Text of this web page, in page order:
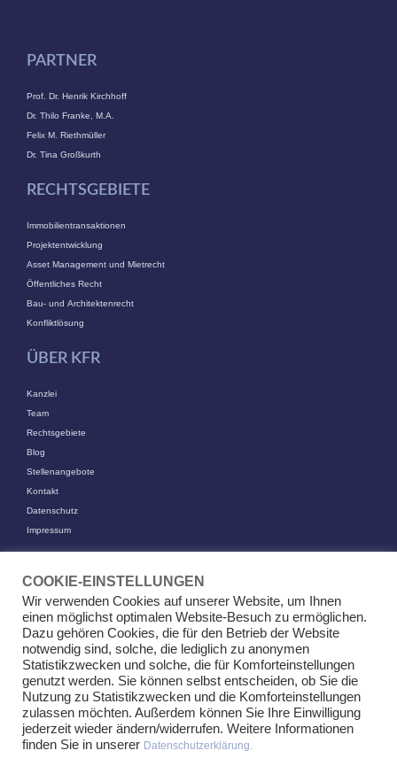
PARTNER
Prof. Dr. Henrik Kirchhoff
Dr. Thilo Franke, M.A.
Felix M. Riethmüller
Dr. Tina Großkurth
RECHTSGEBIETE
Immobilientransaktionen
Projektentwicklung
Asset Management und Mietrecht
Öffentliches Recht
Bau- und Architektenrecht
Konfliktlösung
ÜBER KFR
Kanzlei
Team
Rechtsgebiete
Blog
Stellenangebote
Kontakt
Datenschutz
Impressum
KFR Kirchhoff Franke Riethmüller Partnerschaft von Rechtsanwälten
mbB
Am Kaiserkai 69
20457 Hamburg
Tel+49 (0)40 524 77 00 30
Fax +49 (0)40 524 77 00 31
E-Mailinfo@kfr.law
COOKIE-EINSTELLUNGEN
Wir verwenden Cookies auf unserer Website, um Ihnen
einen möglichst optimalen Website-Besuch zu ermöglichen.
Dazu gehören Cookies, die für den Betrieb der Website
notwendig sind, solche, die lediglich zu anonymen
Statistikzwecken und solche, die für Komforteinstellungen
genutzt werden. Sie können selbst entscheiden, ob Sie die
Nutzung zu Statistikzwecken und die Komforteinstellungen
zulassen möchten. Außerdem können Sie Ihre Einwilligung
jederzeit wieder ändern/widerrufen. Weitere Informationen
finden Sie in unserer Datenschutzerklärung.